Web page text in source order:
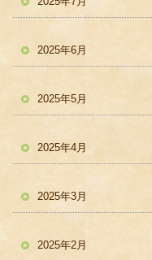
2025年6月
2025年5月
2025年4月
2025年3月
2025年2月